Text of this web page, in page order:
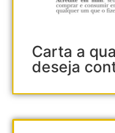
Carta a
deseja